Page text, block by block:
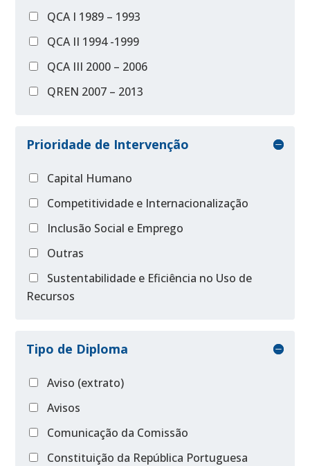
QCA I 1989 – 1993
QCA II 1994 -1999
QCA III 2000 – 2006
QREN 2007 – 2013
Prioridade de Intervenção
Capital Humano
Competitividade e Internacionalização
Inclusão Social e Emprego
Outras
Sustentabilidade e Eficiência no Uso de
Recursos
Tipo de Diploma
Aviso (extrato)
Avisos
Comunicação da Comissão
Constituição da República Portuguesa